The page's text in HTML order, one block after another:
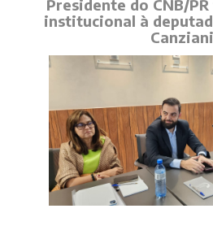
Presidente do CNB/
institucional à
Canziani